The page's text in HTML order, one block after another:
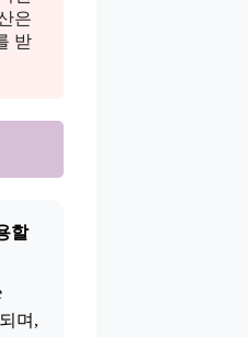
은
받
할
며,